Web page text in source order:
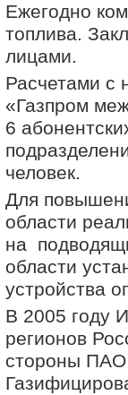
Ежегодно
топлива.
лицами.
Расчетами с
«Газпром
6
человек.
Для
области
на
области
устройства
В 2005 году
регионов
стороны ПАО